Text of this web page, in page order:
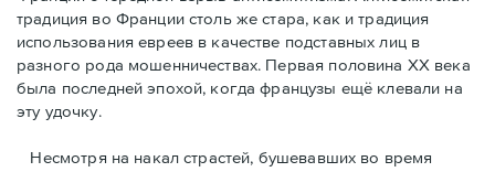
традиция во Франции столь же стара, как и традиция
использования евреев в качестве подставных лиц в
разного рода мошенничествах. Первая половина ХХ века
была последней эпохой, когда французы ещё клевали на
эту удочку.
Несмотря на накал страстей, бушевавших во время